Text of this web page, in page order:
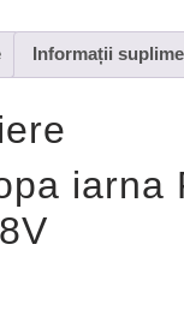
Informații
iarna